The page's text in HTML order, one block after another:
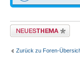
Neues Thema erstellen
Zurück zu Foren-